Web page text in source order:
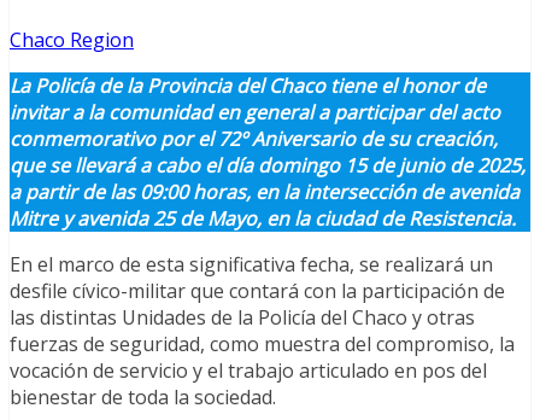
Chaco Region
La Policía de la Provincia del Chaco tiene el honor de
invitar a la comunidad en general a participar del acto
conmemorativo por el 72º Aniversario de su creación,
que se llevará a cabo el día domingo 15 de junio de 2025,
a partir de las 09:00 horas, en la intersección de avenida
Mitre y avenida 25 de Mayo, en la ciudad de Resistencia.
En el marco de esta significativa fecha, se realizará un
desfile cívico-militar que contará con la participación de
las distintas Unidades de la Policía del Chaco y otras
fuerzas de seguridad, como muestra del compromiso, la
vocación de servicio y el trabajo articulado en pos del
bienestar de toda la sociedad.